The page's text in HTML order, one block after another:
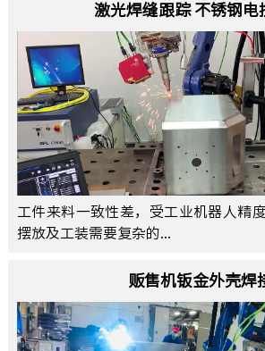
激光焊缝跟踪 不锈钢电
工件来料一致性差，受工业机器人精
摆放及工装需要复杂的...
贩售机钣金外壳焊